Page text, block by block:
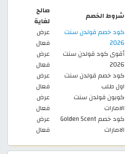
شروط الخصم
صالح
لغاية
كود خصم قولدن سنت
2026
عرض
فعال
أقوى كود قولدن سنت
2026
عرض
فعال
كود خصم قولدن سنت
اول طلب
عرض
فعال
كوبون قولدن سنت
الامارات
عرض
فعال
كود خصم Golden Scent
الامارات
عرض
فعال